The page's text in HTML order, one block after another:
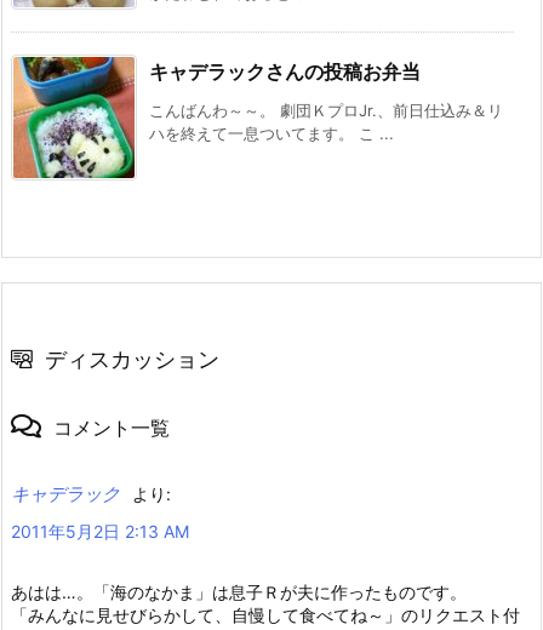
キャデラックさんの投稿お弁当
こんばんわ～～。 劇団ＫプロJr.、前日仕込み＆リ
ハを終えて一息ついてます。 こ ...
ディスカッション
コメント一覧
キャデラック
より:
2011年5月2日 2:13 AM
あはは…。「海のなかま」は息子Ｒが夫に作ったものです。
「みんなに見せびらかして、自慢して食べてね～」のリクエスト付